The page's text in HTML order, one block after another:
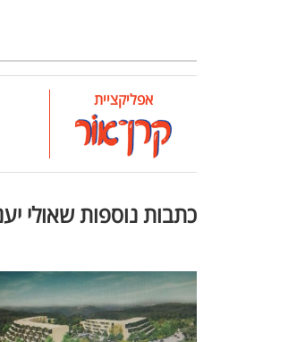
אפליקציית
כתבות נוספות שאולי